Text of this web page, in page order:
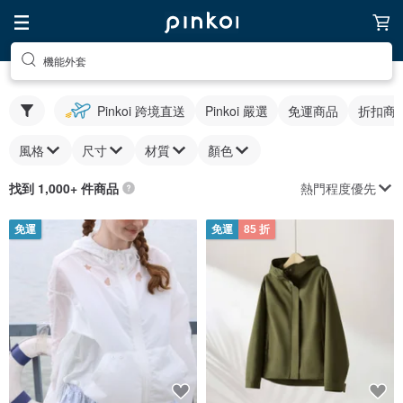
機能外套
Pinkoi 跨境直送 Pinkoi 嚴選 免運商品 折扣商
風格 尺寸 材質 顏色
找到 1,000+ 件商品 熱門程度優先
免運 免運 85 折